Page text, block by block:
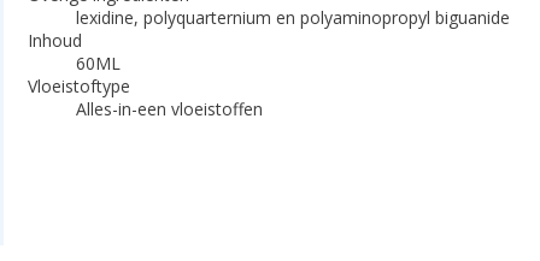
lexidine, polyquarternium en polyaminopropyl biguanide
Inhoud
60ML
Vloeistoftype
Alles-in-een vloeistoffen